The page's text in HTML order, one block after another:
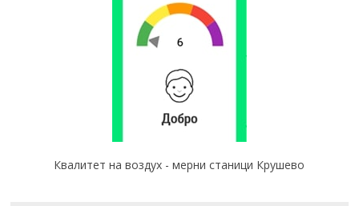
Квалитет на воздух - мерни станици Крушево